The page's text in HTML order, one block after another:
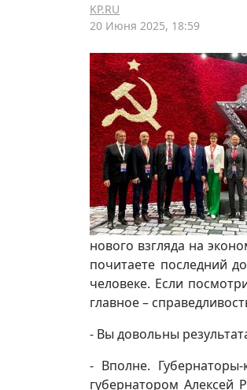
KP.RU
20 Июня 2025, 18:59
нового взгляда на
почитаете последний
человеке. Если
главное –
- Вы довольны
- Вполне.
губернатором Алексей